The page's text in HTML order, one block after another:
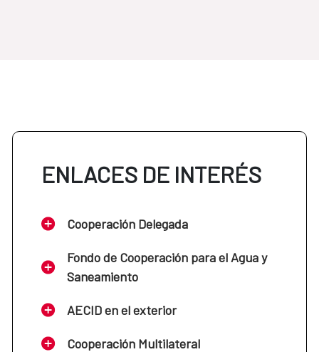
ENLACES DE INTERÉS
Cooperación Delegada
Fondo de Cooperación para el Agua y
Saneamiento
AECID en el exterior
Cooperación Multilateral